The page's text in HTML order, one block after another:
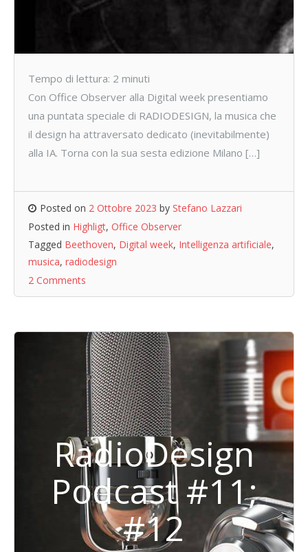
Tempo di lettura: 2 minuti
Con Office Observer alla Digital week presentiamo
una puntata speciale di RADIODESIGN, la musica che
il design ha attraversato dedicato (inevitabilmente)
alla IA. Torna con la sua sesta edizione Milano […]
Posted on 2 Ottobre 2023 by Stefano Lazzari
Posted in Highligt, Office Observer
Tagged Beethoven, Digital week, Intelligenza artificiale,
musica, radiodesign
2 Comments
RadioDesign
Podcast #11;
#12